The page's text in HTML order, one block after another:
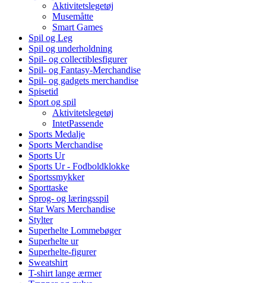
Aktivitetslegetøj
Musemåtte
Smart Games
Spil og Leg
Spil og underholdning
Spil- og collectiblesfigurer
Spil- og Fantasy-Merchandise
Spil- og gadgets merchandise
Spisetid
Sport og spil
Aktivitetslegetøj
IntetPassende
Sports Medalje
Sports Merchandise
Sports Ur
Sports Ur - Fodboldklokke
Sportssmykker
Sporttaske
Sprog- og læringsspil
Star Wars Merchandise
Stylter
Superhelte Lommebøger
Superhelte ur
Superhelte-figurer
Sweatshirt
T-shirt lange ærmer